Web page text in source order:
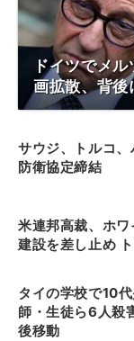
ドイツでメ
画拡散、背後
サウジ、トルコ
防衛協定締結
米連邦高裁、ホ
建設を差し止め
タイの学校で10
師・生徒ら6人殺
後移動